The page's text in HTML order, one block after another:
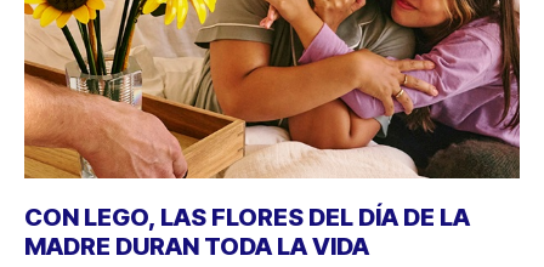
CON LEGO, LAS FLORES DEL DÍA DE LA
MADRE DURAN TODA LA VIDA